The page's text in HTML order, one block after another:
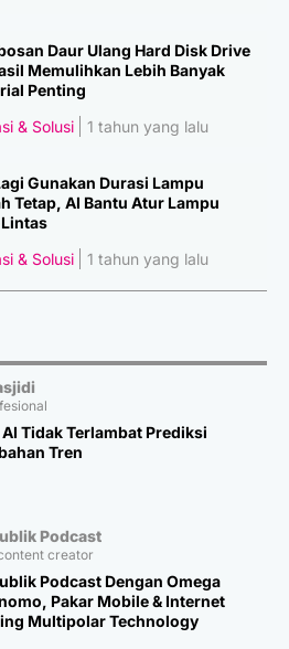
Daur Ulang Hard Disk Drive
Memulihkan Lebih Banyak
Penting
& Solusi
1 tahun yang lalu
Gunakan Durasi Lampu
Tetap, AI Bantu Atur Lampu
& Solusi
1 tahun yang lalu
Tidak Terlambat Prediksi
Tren
Podcast
creator
Podcast Dengan Omega
Pakar Mobile & Internet
Multipolar Technology